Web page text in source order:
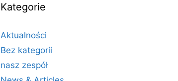
Kategorie
Aktualności
Bez kategorii
nasz zespół